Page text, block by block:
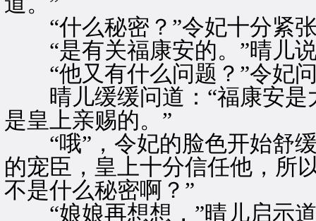
“什么秘密？”令妃十分紧张
“是有关福康安的。”晴儿
“他又有什么问题？”令妃
晴儿缓缓问道：“福康安是
是皇上亲赐的。”
“哦”，令妃的脸色开始舒缓
的宠臣，皇上十分信任他，所
不是什么秘密啊？”
“娘娘再想想，”晴儿启示道